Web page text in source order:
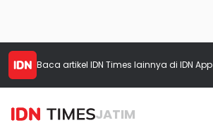
Baca artikel IDN Times lainnya di IDN App
JATIM